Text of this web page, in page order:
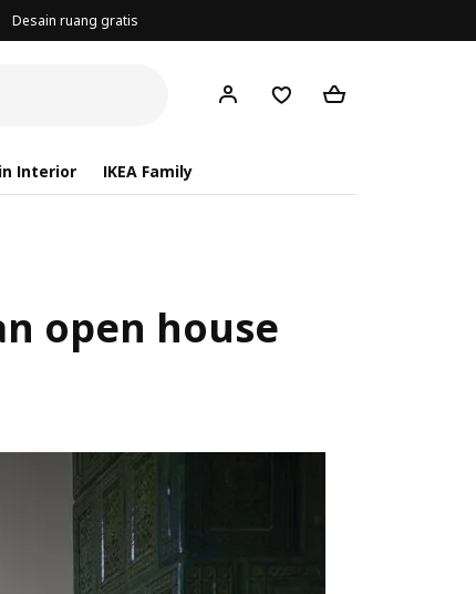
Desain ruang gratis
Interior IKEA Family
open house